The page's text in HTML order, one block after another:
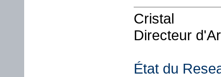
Cristal
Directeur
État du